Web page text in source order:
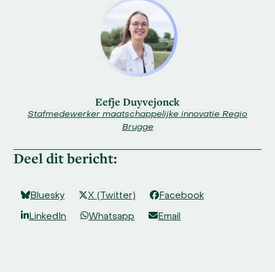
Eefje Duyvejonck
Stafmedewerker maatschappelijke innovatie Regio
Brugge
Deel dit bericht:
Bluesky X (Twitter) Facebook
LinkedIn Whatsapp Email